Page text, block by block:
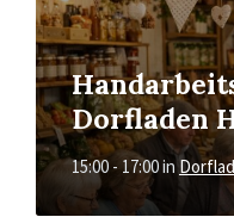
Dorfladen
15:00 - 17:00in